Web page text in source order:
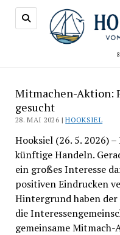
Mitmachen-Aktion:
gesucht
28. MAI 2026 |HOOKSIEL
Hooksiel (26. 5. 2026)
künftige Handeln.
ein großes Interesse
positiven Eindrucken
Hintergrund haben der
die
gemeinsame